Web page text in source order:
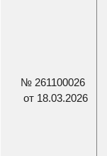
№ 261100026
от 18.03.2026